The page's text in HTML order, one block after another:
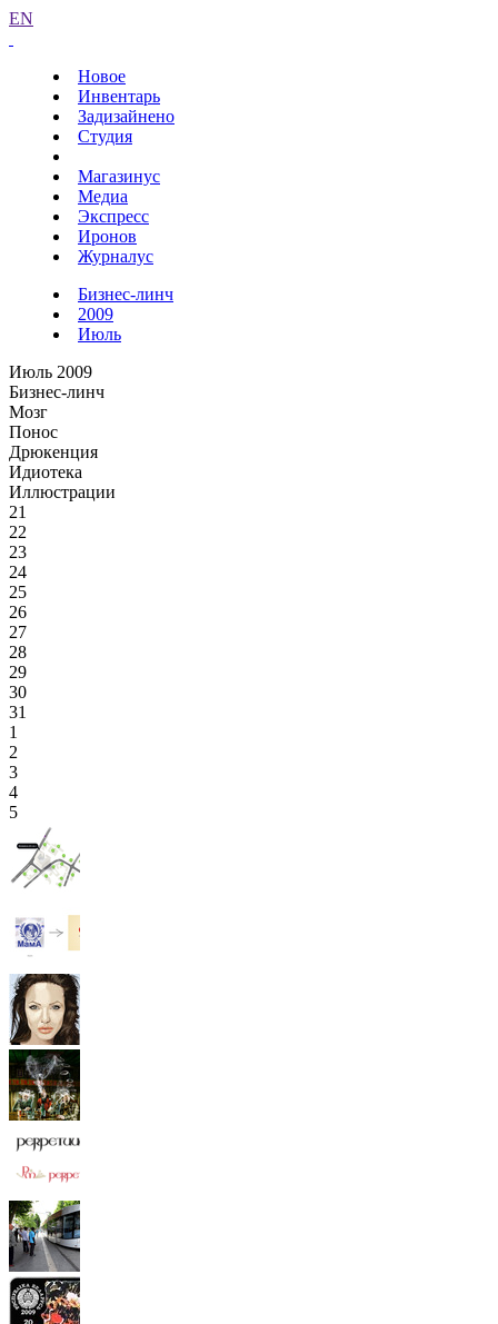
EN
Новое
Инвентарь
Задизайнено
Студия
Магазинус
Медиа
Экспресс
Иронов
Журналус
Бизнес-линч
2009
Июль
Июль 2009
Бизнес-линч
Мозг
Понос
Дрюкенция
Идиотека
Иллюстрации
21
22
23
24
25
26
27
28
29
30
31
1
2
3
4
5